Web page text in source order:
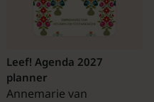
Leef! Agenda 2027
planner
Annemarie van